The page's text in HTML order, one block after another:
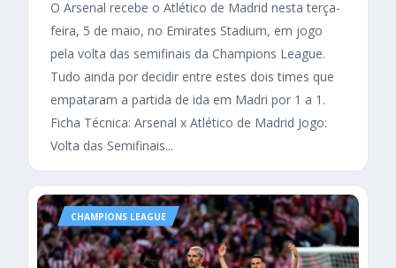
O Arsenal recebe o Atlético de Madrid nesta terça-
feira, 5 de maio, no Emirates Stadium, em jogo
pela volta das semifinais da Champions League.
Tudo ainda por decidir entre estes dois times que
empataram a partida de ida em Madri por 1 a 1.
Ficha Técnica: Arsenal x Atlético de Madrid Jogo:
Volta das Semifinais...
CHAMPIONS LEAGUE